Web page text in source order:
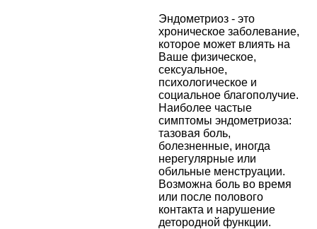
Эндометриоз - это
хроническое заболевание,
которое может влиять на
Ваше физическое,
сексуальное,
психологическое и
социальное благополучие.
Наиболее частые
симптомы эндометриоза:
тазовая боль,
болезненные, иногда
нерегулярные или
обильные менструации.
Возможна боль во время
или после полового
контакта и нарушение
детородной функции.